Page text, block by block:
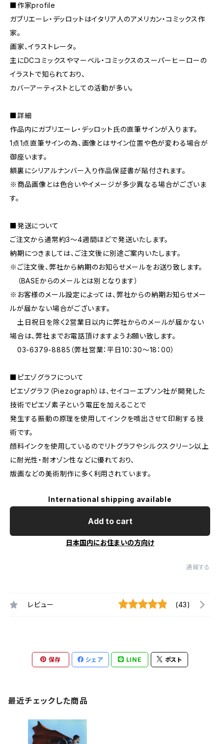
■作家profile
ガブリエーレ・デッロットはイタリア人のアメリカン・コミックス作
家。
画家、イラストレータ。
主にDCコミックスやマーベル・コミックスのスーパーヒーローの
イラストで知られており、
カバーアーティストとしての活動が多い。
■詳細
作品内にガブリエーレ・デッロット氏の直筆サインが入ります。
1点1点直筆サインの為、画像とはサイン位置や色が変わる場合が
御座います。
額裏にシリアルナンバー入り作品保証書が貼付されます。
※商品画像とは色合いやイメージが多少異なる場合がございま
す。
■発送について
ご注文から通常約3～4週間ほどで発送いたします。
納期につきましては、ご注文後に別途ご案内いたします。
※ご注文後、弊社から納期のお知らせメールをお送り致します。
（BASEからのメールとは別となります）
※お客様のメール設定によっては、弊社からの納期お知らせメー
ルが届かない場合がございます。
土日祝日を除く2営業日以内に弊社からのメールが届かない
場合は、弊社までお電話頂けますようお願い致します。
03-6379-8885（弊社営業：平日10：30～18：00）
■ピエゾグラフについて
ピエゾグラフ（Piezograph）は、セイコーエプソン社が開発した
技術でピエゾ素子という電圧を加えることで
発生する振動の原理を使用してインクを噴出させて印刷する技
術です。
顔料インクを使用しているのでリトグラフやシルクスクリーン以上
に耐光性・耐オゾン性などに優れており、
版画などの美術制作に多く利用されています。
International shipping available
Add to cart
日本国内にお住まいの方向け
通報する
レビュー (43)
保存 シェア LINE ポスト
最近チェックした商品